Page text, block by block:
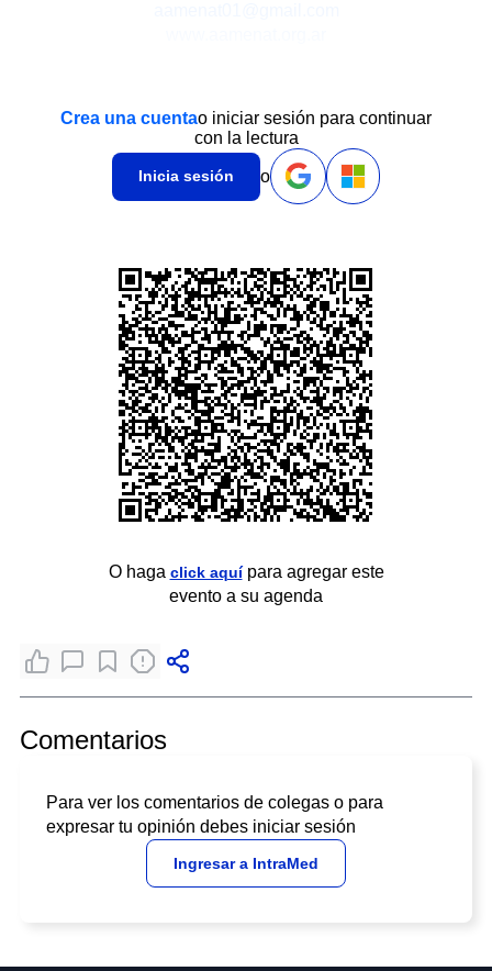
Crea una cuentao iniciar sesión para continuar
con la lectura
Inicia sesión o
O haga click aquípara agregar este
evento a su agenda
Comentarios
Para ver los comentarios de colegas o para
expresar tu opinión debes iniciar sesión
Ingresar a IntraMed